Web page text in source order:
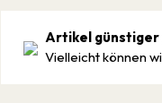
Artikel günstiger
Vielleicht können